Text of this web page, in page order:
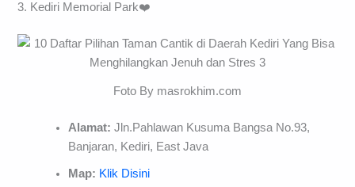
3. Kediri Memorial Park❤️
Foto By masrokhim.com
Alamat: Jln.Pahlawan Kusuma Bangsa No.93,
Banjaran, Kediri, East Java
Map: Klik Disini